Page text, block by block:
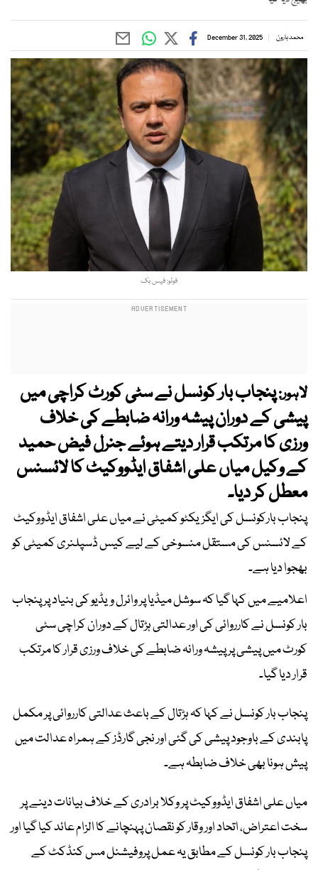
محمد ہارون December 31, 2025
فوٹو: فیس بک
لاہور:پنجاب بار کونسل نے سٹی کورٹ کراچی میں
پیشی کے دوران پیشہ ورانہ ضابطے کی خلاف
ورزی کا مرتکب قرار دیتے ہوئے جنرل فیض حمید
کے وکیل میاں علی اشفاق ایڈووکیٹ کا لائسنس
معطل کر دیا۔
پنجاب بارکونسل کی ایگزیکٹو کمیٹی نے میاں علی اشفاق ایڈووکیٹ
کے لائسنس کی مستقل منسوخی کے لیے کیس ڈسپلنری کمیٹی کو
بھجوا دیا ہے۔
اعلامیے میں کہا گیا کہ سوشل میڈیا پر وائرل ویڈیو کی بنیاد پر پنجاب
بار کونسل نے کارروائی کی اور عدالتی ہڑتال کے دوران کراچی سٹی
کورٹ میں پیشی پر پیشہ ورانہ ضابطے کی خلاف ورزی قرار کا مرتکب
قرار دیا گیا۔
پنجاب بار کونسل نے کہا کہ ہڑتال کے باعث عدالتی کارروائی پر مکمل
پابندی کے باوجود پیشی کی گئی اور نجی گارڈز کے ہمراہ عدالت میں
پیش ہونا بھی خلاف ضابطہ ہے۔
میاں علی اشفاق ایڈووکیٹ پر وکلا برادری کے خلاف بیانات دینے پر
سخت اعتراض، اتحاد اور وقار کو نقصان پہنچانے کا الزام عائد کیا گیا اور
پنجاب بار کونسل کے مطابق یہ عمل پروفیشنل مس کنڈکٹ کے